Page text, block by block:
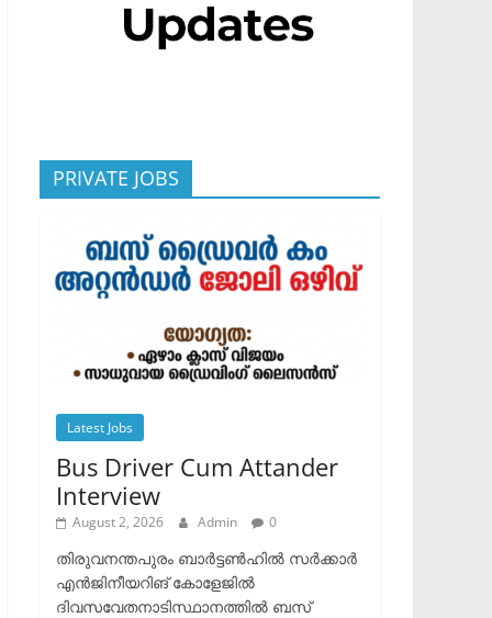
PRIVATE JOBS
Latest Jobs
Bus Driver Cum Attander
Interview
August 2, 2026 Admin 0
തിരുവനന്തപുരം ബാർട്ടൺഹിൽ സർക്കാർ
എൻജിനീയറിങ് കോളേജിൽ
ദിവസവേതനാടിസ്ഥാനത്തിൽ ബസ്